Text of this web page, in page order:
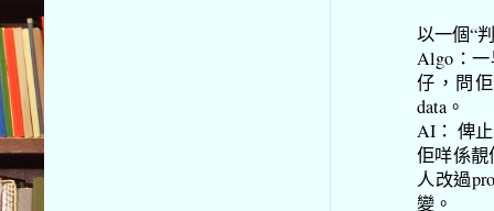
以一個“
Algo：一
仔，問
data。
AI： 俾
佢咩係
人改過
變。